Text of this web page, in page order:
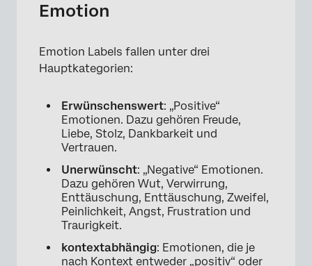
Emotion
Emotion Labels fallen unter drei
Hauptkategorien:
Erwünschenswert: „Positive“
Emotionen. Dazu gehören Freude,
Liebe, Stolz, Dankbarkeit und
Vertrauen.
Unerwünscht: „Negative“ Emotionen.
Dazu gehören Wut, Verwirrung,
Enttäuschung, Enttäuschung, Zweifel,
Peinlichkeit, Angst, Frustration und
Traurigkeit.
kontextabhängig: Emotionen, die je
nach Kontext entweder „positiv“ oder